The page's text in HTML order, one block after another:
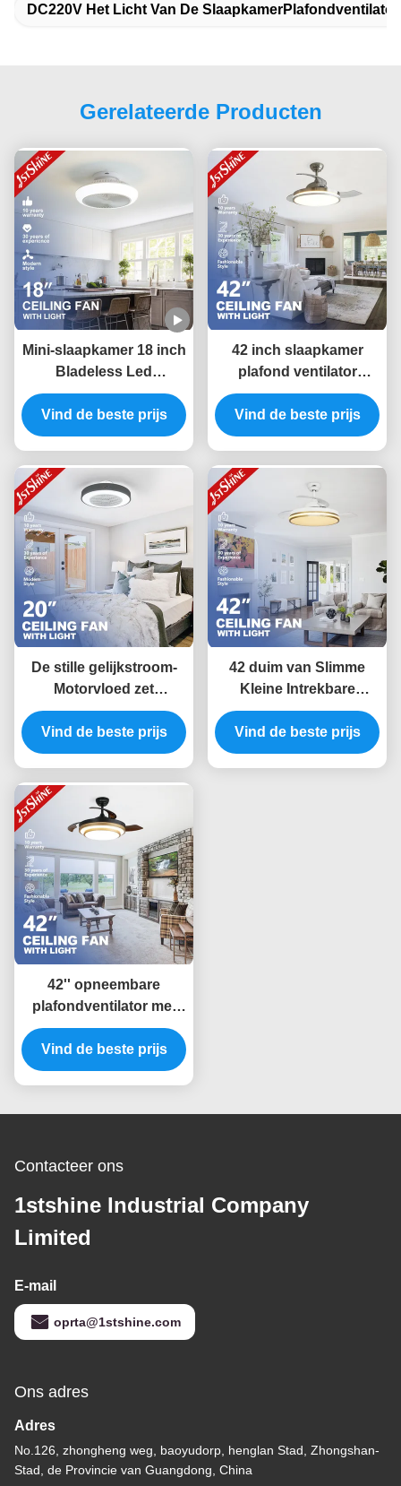
DC220V Het Licht Van De SlaapkamerPlafondventilator
Gerelateerde Producten
Mini-slaapkamer 18 inch
Bladeless Led
Plafondventilator Dc
Motor 6 snelheid
afstandsbediening
Vind de beste prijs
42 inch slaapkamer
plafond ventilator
controle onzichtbare
kamer ventilator licht
laag geluid
Vind de beste prijs
De stille gelijkstroom-
Motorvloed zet
Plafondventilator met
Lichten, Lage
Profielventilator voor
Vind de beste prijs
42 duim van Slimme
Kleine Intrekbare
LEIDENE de Lichte
Controle
Plafondventilatorwifi
Vind de beste prijs
42'' opneembare
plafondventilator met
dimbaar LED-licht Amd
gelijkstroommotor
Vind de beste prijs
Contacteer ons
1stshine Industrial Company
Limited
E-mail
oprta@1stshine.com
Ons adres
Adres
No.126, zhongheng weg, baoyudorp, henglan Stad, Zhongshan-
Stad, de Provincie van Guangdong, China